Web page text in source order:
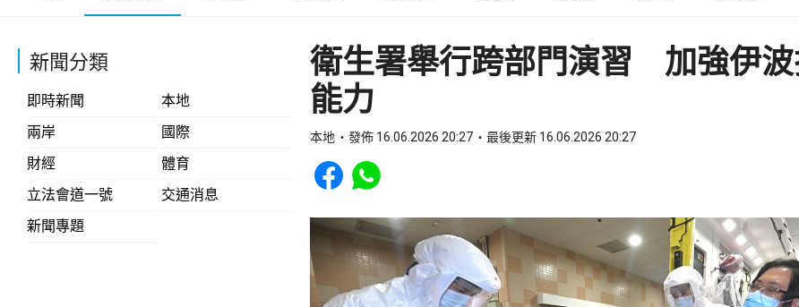
新聞分類
即時新聞
本地
兩岸
國際
財經
體育
立法會道一號
交通消息
新聞專題
衛生署舉行跨部門演習 加強伊波
能力
本地 發佈 16.06.2026 20:27 最後更新 16.06.2026 20:27
Share to Facebook
Share to WhatsApp